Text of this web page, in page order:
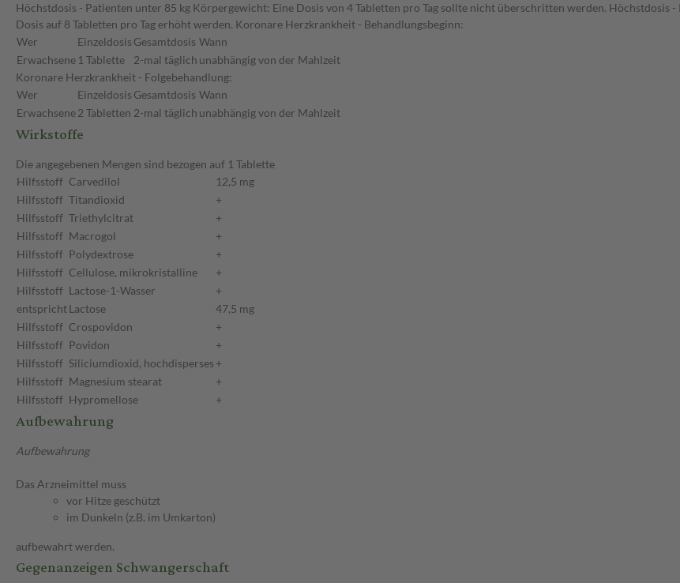
Höchstdosis - Patienten unter 85 kg Körpergewicht: Eine Dosis von 4 Tabletten pro Tag sollte nicht überschritten werden.
Dosis auf 8 Tabletten pro Tag erhöht werden. Koronare Herzkrankheit - Behandlungsbeginn:
Wer
Einzeldosis Gesamtdosis Wann
Erwachsene 1 Tablette 2-mal täglich unabhängig von der Mahlzeit
Koronare Herzkrankheit - Folgebehandlung:
Wer
Einzeldosis Gesamtdosis Wann
Erwachsene2 Tabletten 2-mal täglich unabhängig von der Mahlzeit
Wirkstoffe
Die angegebenen Mengen sind bezogen auf 1 Tablette
Hilfsstoff Carvedilol
12,5 mg
Hilfsstoff Titandioxid
+
Hilfsstoff Triethylcitrat
+
Hilfsstoff Macrogol
+
Hilfsstoff Polydextrose
+
Hilfsstoff Cellulose, mikrokristalline
+
Hilfsstoff Lactose-1-Wasser
+
entsprichtLactose
47,5 mg
Hilfsstoff Crospovidon
+
Hilfsstoff Povidon
+
Hilfsstoff Siliciumdioxid, hochdisperses +
Hilfsstoff Magnesium stearat
+
Hilfsstoff Hypromellose +
Aufbewahrung
Aufbewahrung
Das Arzneimittel muss
vor Hitze geschützt
im Dunkeln (z.B. im Umkarton)
aufbewahrt werden.
Gegenanzeigen Schwangerschaft